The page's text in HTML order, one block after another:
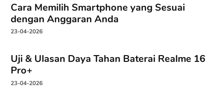
Cara Memilih Smartphone yang Sesuai
dengan Anggaran Anda
23-04-2026
Uji & Ulasan Daya Tahan Baterai Realme 16
Pro+
23-04-2026